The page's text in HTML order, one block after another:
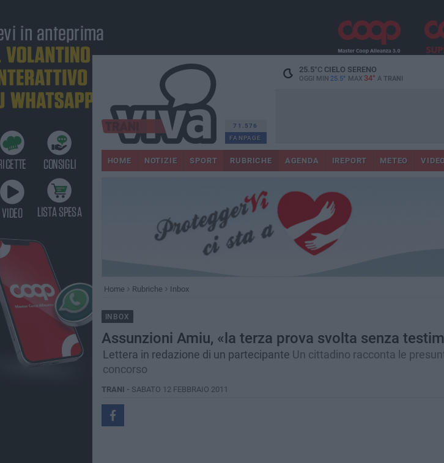
71.576
FANPAGE
25.5°CCIELO SERENO
OGGI MIN 25.5° MAX 34° A TRANI
HOME NOTIZIE SPORT RUBRICHE AGENDA IREPORT METEO VIDEO
Home Rubriche Inbox
INBOX
Assunzioni Amiu, «la terza prova svolta senza
Lettera in redazione di un partecipante Un cittadino racconta le
concorso
TRANI - SABATO 12 FEBBRAIO 2011